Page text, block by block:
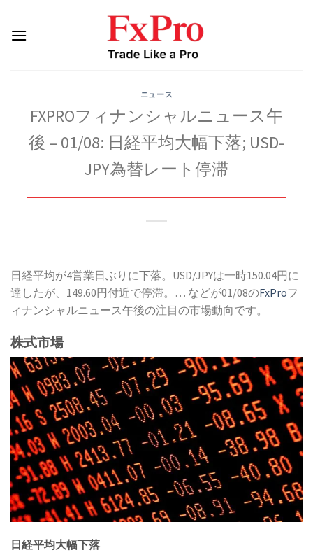
content
ニュース
FXPROフィナンシャルニュース午
後 – 01/08: 日経平均大幅下落; USD-
JPY為替レート停滞
日経平均が4営業日ぶりに下落。USD/JPYは一時150.04円に
達したが、149.60円付近で停滞。… などが01/08のFxProフ
ィナンシャルニュース午後の注目の市場動向です。
株式市場
日経平均大幅下落